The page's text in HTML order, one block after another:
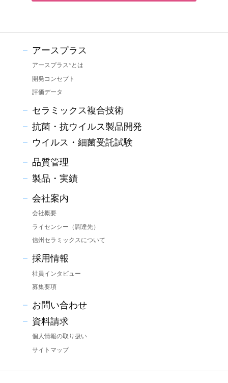
アースプラス
アースプラス TM とは
開発コンセプト
評価データ
セラミックス複合技術
抗菌・抗ウイルス製品開発
ウイルス・細菌受託試験
品質管理
製品・実績
会社案内
会社概要
ライセンシー（調達先）
信州セラミックスについて
採用情報
社員インタビュー
募集要項
お問い合わせ
資料請求
個人情報の取り扱い
サイトマップ